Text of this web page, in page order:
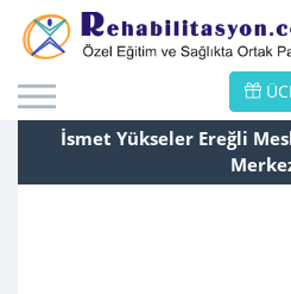
İsmet Yükseler Ereğli